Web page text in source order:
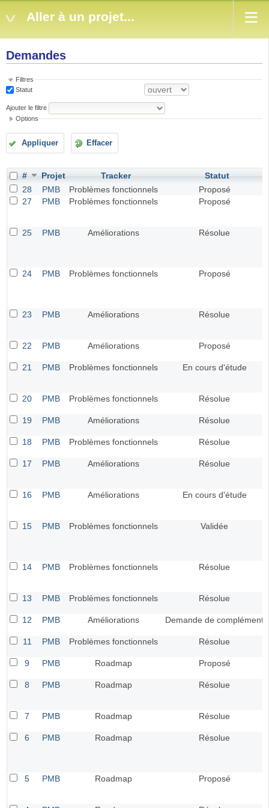
Aller à un projet...
Demandes
Filtres
Statut
Ajouter le filtre
Options
Appliquer Effacer
# Projet Tracker
Statut
28
PMB Problèmes fonctionnels
Proposé
27
PMB Problèmes fonctionnels Proposé
25 PMB Améliorations Résolue
24 PMB Problèmes fonctionnels Proposé
23 PMB Améliorations Résolue
22 PMB Améliorations Proposé
21 PMB Problèmes fonctionnels En cours d'étude
20 PMB Problèmes fonctionnels Résolue
19 PMB Améliorations Résolue
18 PMB Problèmes fonctionnels Résolue
17 PMB Améliorations Résolue
16 PMB Améliorations En cours d'étude
15 PMB Problèmes fonctionnels Validée
14 PMB Problèmes fonctionnels Résolue
13 PMB Problèmes fonctionnels Résolue
12 PMB Améliorations Demande de complément
11 PMB Problèmes fonctionnels Résolue
9 PMB Roadmap Proposé
8 PMB Roadmap Résolue
7 PMB Roadmap Résolue
6 PMB Roadmap Résolue
5 PMB Roadmap Proposé